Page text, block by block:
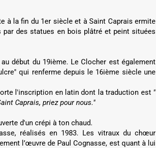
à la fin du 1er siècle et à Saint Caprais ermite
des statues en bois plâtré et peint situées
début du 19ième. Le Clocher est également
qui renferme depuis le 16ième siècle une
l'inscription en latin dont la traduction est "
Caprais, priez pour nous."
d'un crépi à ton chaud.
réalisés en 1983. Les vitraux du chœur
l’œuvre de Paul Cognasse, est quant à lui